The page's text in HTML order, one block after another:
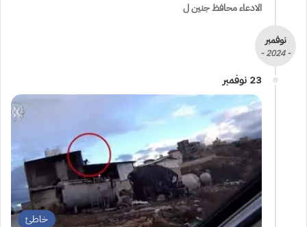
الادعاء محافظ جنين ل
نوفمبر
- 2024 -
23 نوفمبر
خاطئ